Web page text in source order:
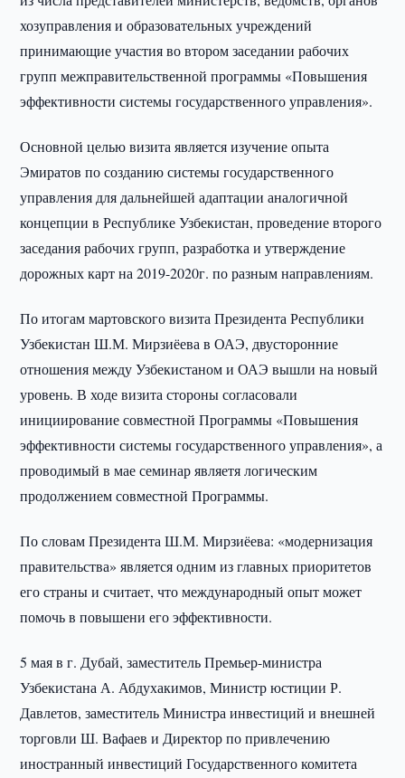
хозуправления и образовательных учреждений
принимающие участия во втором заседании рабочих
групп межправительственной программы «Повышения
эффективности системы государственного управления».
Основной целью визита является изучение опыта
Эмиратов по созданию системы государственного
управления для дальнейшей адаптации аналогичной
концепции в Республике Узбекистан, проведение второго
заседания рабочих групп, разработка и утверждение
дорожных карт на 2019-2020г. по разным направлениям.
По итогам мартовского визита Президента Республики
Узбекистан Ш.М. Мирзиёева в ОАЭ, двусторонние
отношения между Узбекистаном и ОАЭ вышли на новый
уровень. В ходе визита стороны согласовали
инициирование совместной Программы «Повышения
эффективности системы государственного управления», а
проводимый в мае семинар являетя логическим
продолжением совместной Программы.
По словам Президента Ш.М. Мирзиёева: «модернизация
правительства» является одним из главных приоритетов
его страны и считает, что международный опыт может
помочь в повышени его эффективности.
5 мая в г. Дубай, заместитель Премьер-министра
Узбекистана А. Абдухакимов, Министр юстиции Р.
Давлетов, заместитель Министра инвестиций и внешней
торговли Ш. Вафаев и Директор по привлечению
иностранный инвестиций Государственного комитета